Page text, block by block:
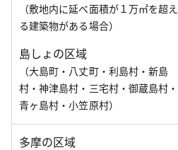
（敷地内に延べ面積が１万㎡を超え
る建築物がある場合）
島しょの区域
（大島町・八丈町・利島村・新島
村・神津島村・三宅村・御蔵島村・
青ヶ島村・小笠原村）
多摩の区域